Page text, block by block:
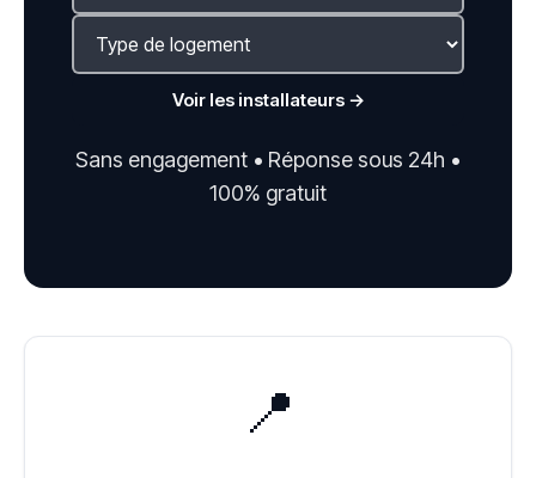
Voir les installateurs →
Sans engagement • Réponse sous 24h •
100% gratuit
📍